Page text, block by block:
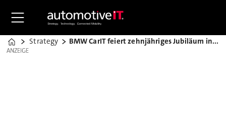
Home
Strategy BMW CarIT feiert zehnjähriges Jubiläum in Ulm
ANZEIGE
ANZEIGE